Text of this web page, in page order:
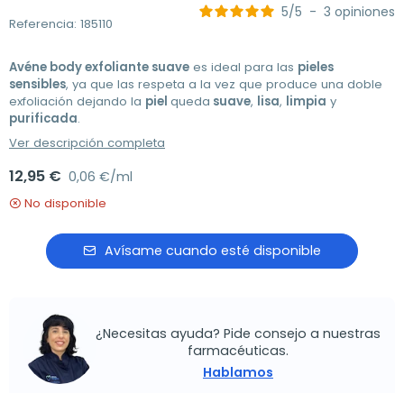
Referencia: 185110
5/5 - 3 opiniones
Avéne body exfoliante suave es ideal para las pieles
sensibles, ya que las respeta a la vez que produce una doble
exfoliación dejando la piel queda suave, lisa, limpia y
purificada.
Ver descripción completa
12,95 € 0,06 €/ml
No disponible
Avísame cuando esté disponible
¿Necesitas ayuda? Pide consejo a nuestras
farmacéuticas.
Hablamos